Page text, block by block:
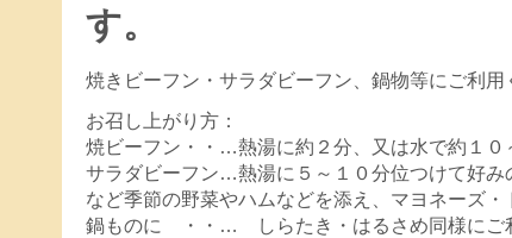
す。
焼きビーフン・サラダビーフン、鍋物等にご利用
お召し上がり方：
焼ビーフン・・…熱湯に約２分、又は水で約１０
サラダビーフン…熱湯に５～１０分位つけて好み
など季節の野菜やハムなどを添え、マヨネーズ・
鍋ものに ・・… しらたき・はるさめ同様にご